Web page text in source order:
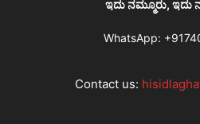
ಇದು ನಮ್ಮೂರು, ಇದು
WhatsApp:
Contact us: